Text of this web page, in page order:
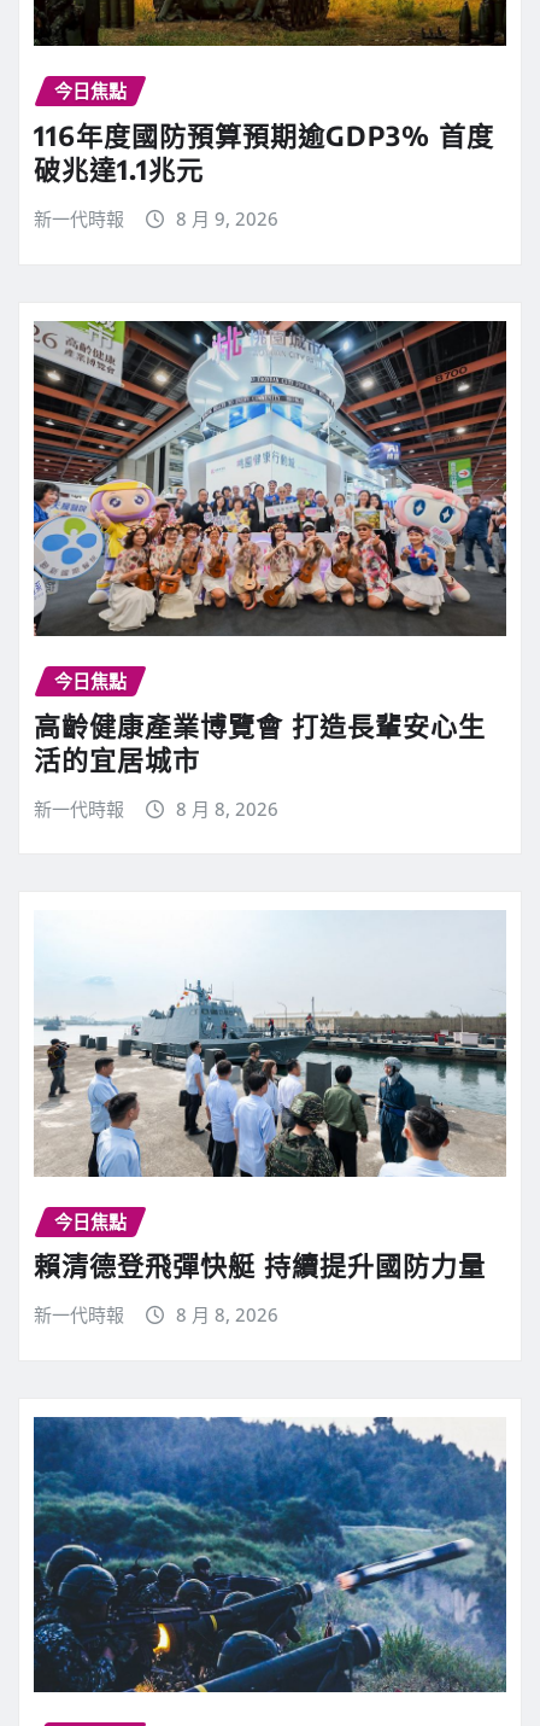
今日焦點
116年度國防預算預期逾GDP3% 首度
破兆達1.1兆元
新一代時報 8 月 9, 2026
今日焦點
高齡健康產業博覽會 打造長輩安心生
活的宜居城市
新一代時報 8 月 8, 2026
今日焦點
賴清德登飛彈快艇 持續提升國防力量
新一代時報 8 月 8, 2026